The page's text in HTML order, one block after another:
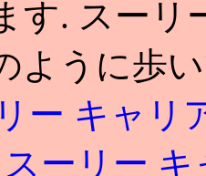
す. スー
ように歩
ー キャリ
スーリー